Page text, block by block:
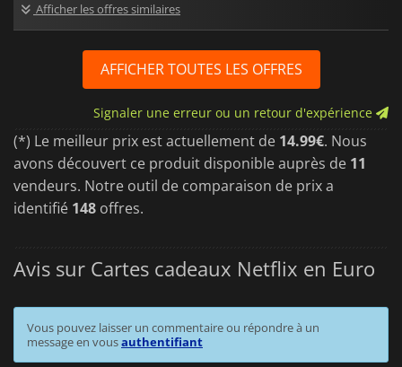
Afficher les offres similaires
AFFICHER TOUTES LES OFFRES
Signaler une erreur ou un retour d'expérience
(*) Le meilleur prix est actuellement de 14.99€. Nous
avons découvert ce produit disponible auprès de 11
vendeurs. Notre outil de comparaison de prix a
identifié 148 offres.
Avis sur Cartes cadeaux Netflix en Euro
Vous pouvez laisser un commentaire ou répondre à un
message en vousauthentifiant